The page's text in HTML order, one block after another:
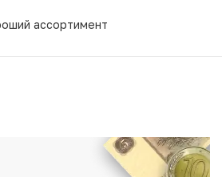
ассортимент